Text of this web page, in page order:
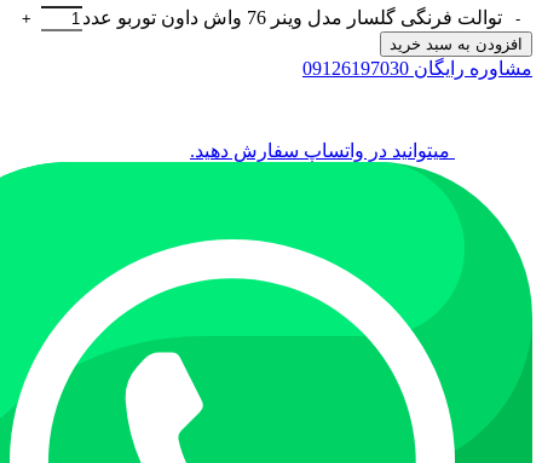
توالت فرنگی گلسار مدل وینر 76 واش داون توربو عدد
افزودن به سبد خرید
مشاوره رایگان 09126197030
میتوانید در واتساپ سفارش دهید.